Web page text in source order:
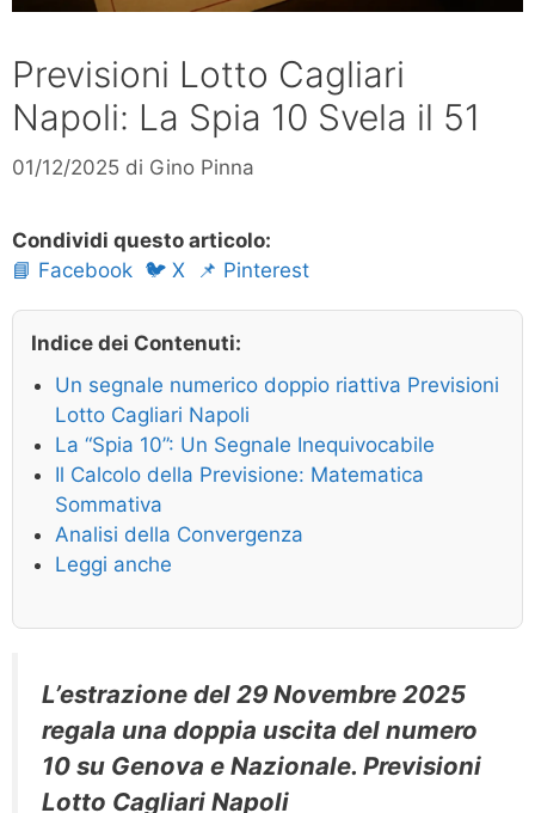
Previsioni Lotto Cagliari
Napoli: La Spia 10 Svela il 51
01/12/2025 di Gino Pinna
Condividi questo articolo:
📘 Facebook 🐦 X 📌 Pinterest
Indice dei Contenuti:
Un segnale numerico doppio riattiva Previsioni
Lotto Cagliari Napoli
La “Spia 10”: Un Segnale Inequivocabile
Il Calcolo della Previsione: Matematica
Sommativa
Analisi della Convergenza
Leggi anche
L’estrazione del 29 Novembre 2025
regala una doppia uscita del numero
10 su Genova e Nazionale. Previsioni
Lotto Cagliari Napoli